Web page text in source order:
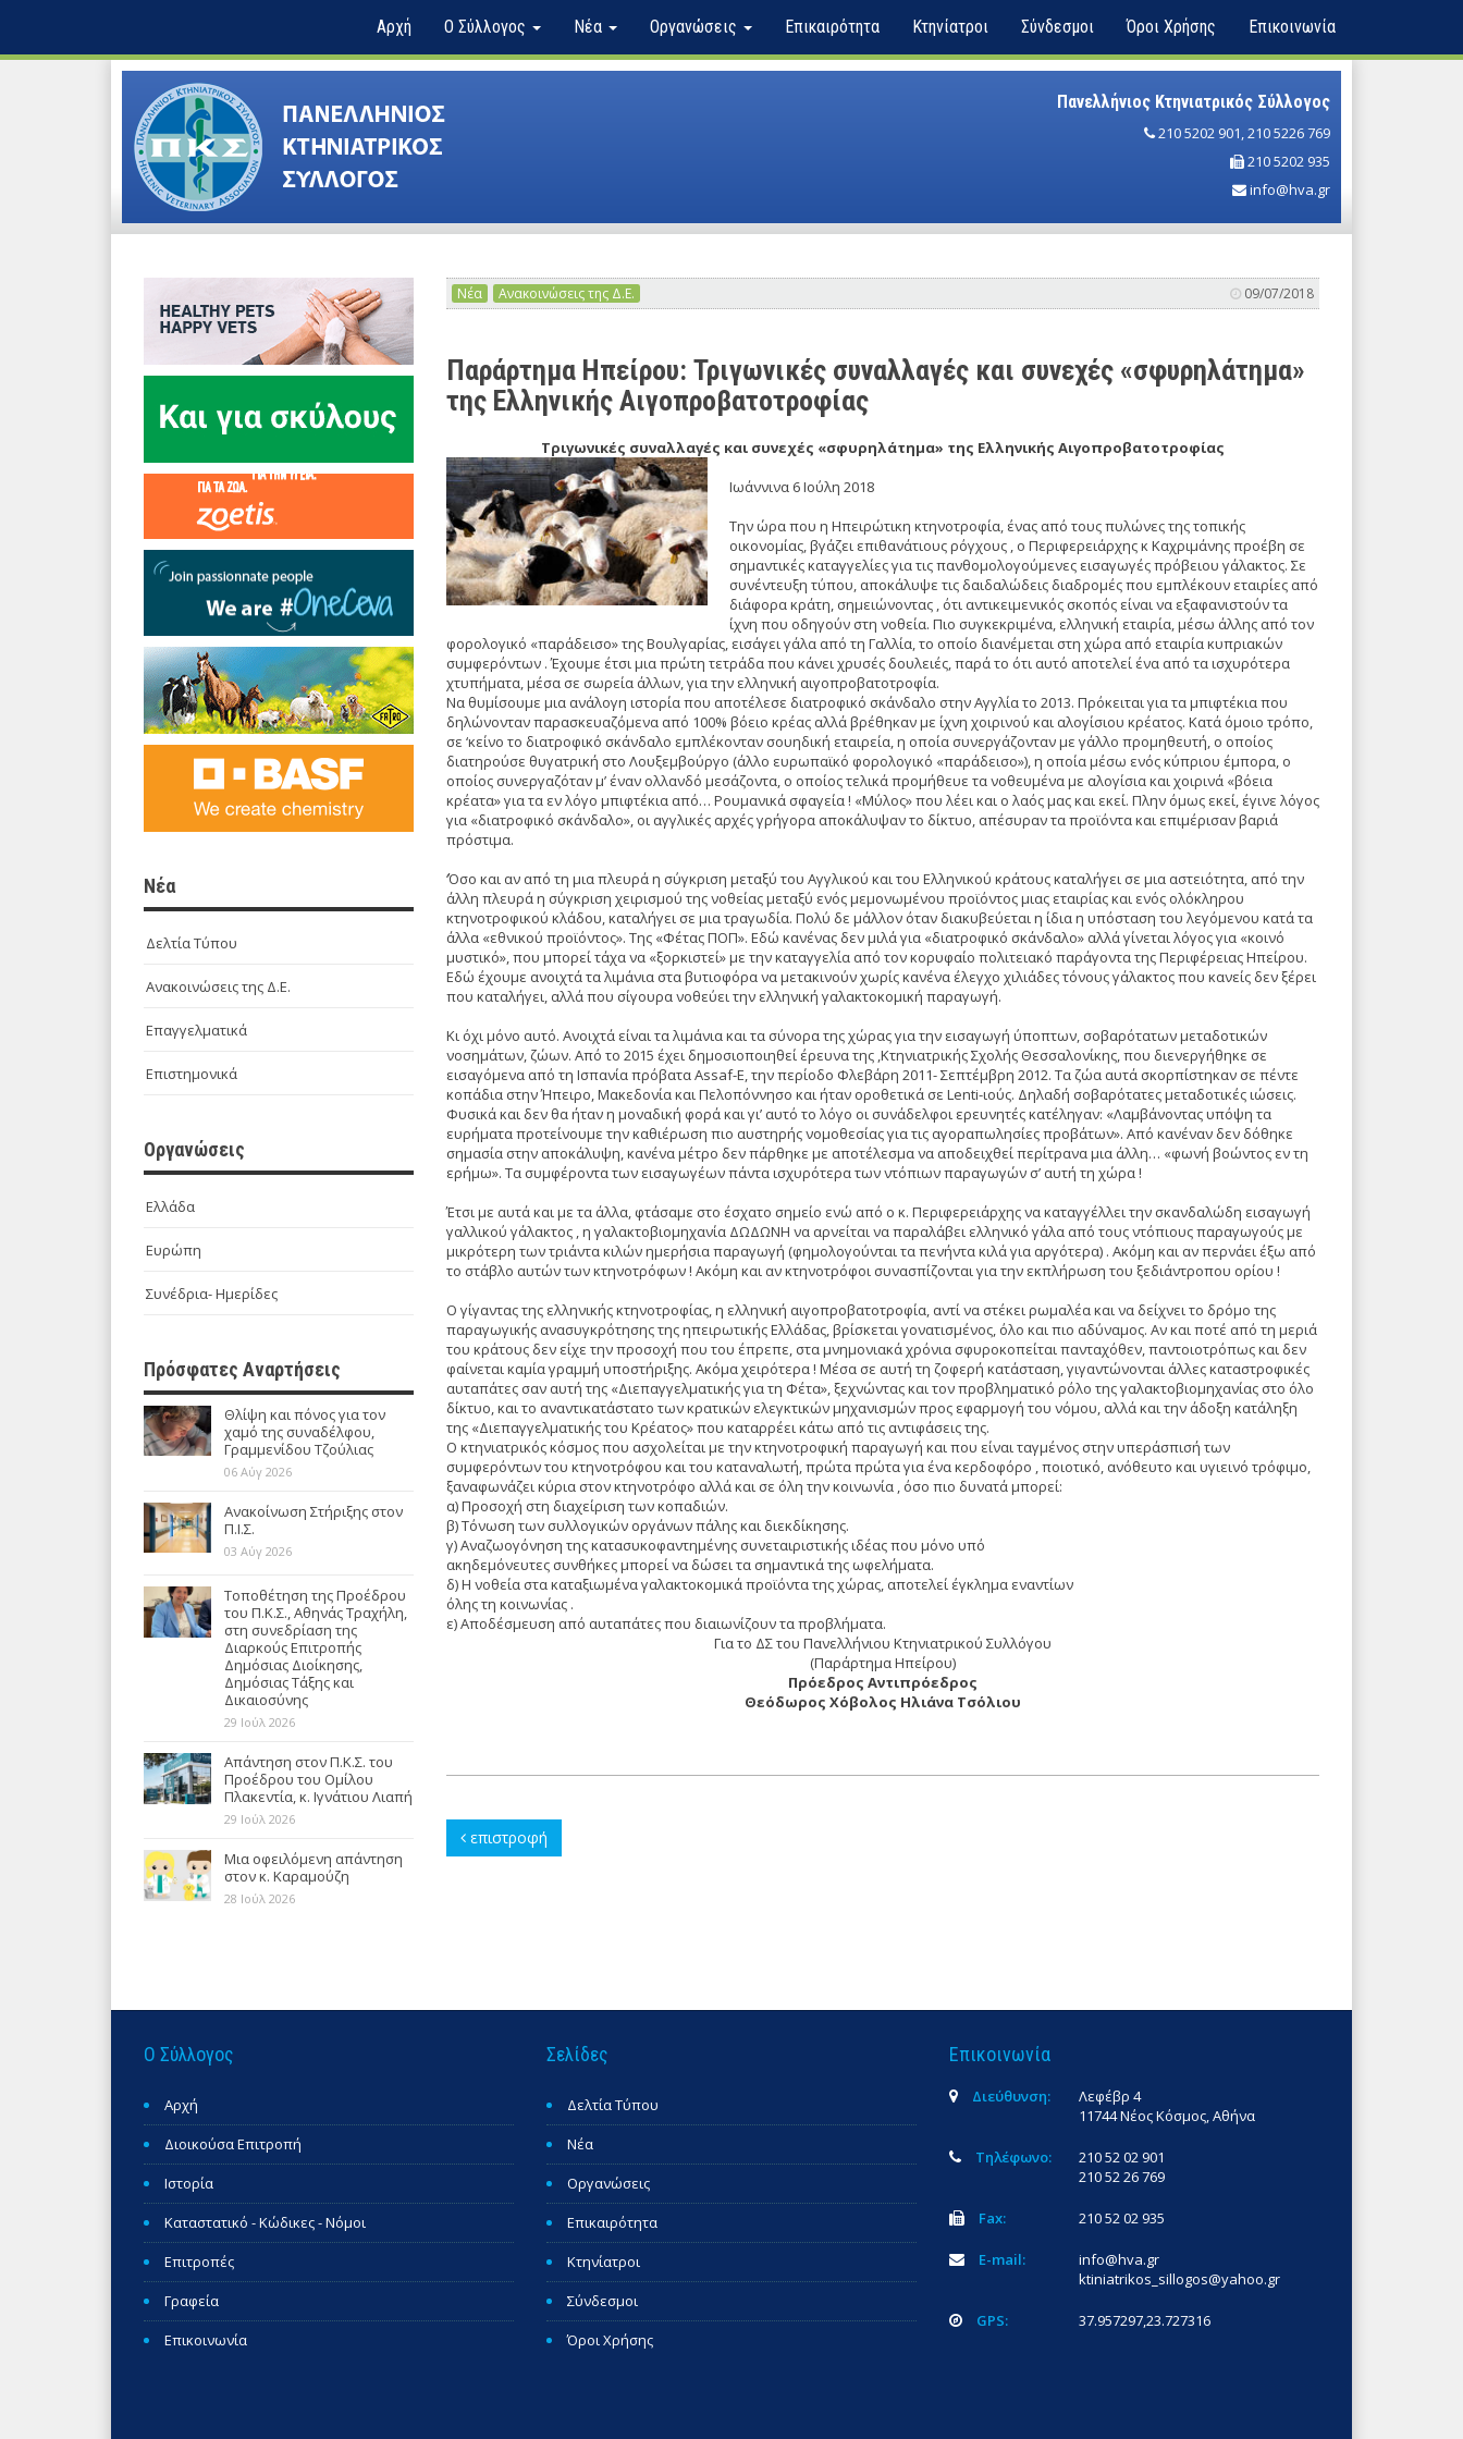
Αρχή Ο Σύλλογος Νέα Οργανώσεις Επικαιρότητα Κτηνίατροι Σύνδεσμοι Όροι Χρήσης Επικοινωνία
Πανελλήνιος Κτηνιατρικός Σύλλογος
210 5202 901,210 5226 769
210 5202 935
info@hva.gr
Νέα
Δελτία Τύπου
Ανακοινώσεις της Δ.Ε.
Επαγγελματικά
Επιστημονικά
Οργανώσεις
Ελλάδα
Ευρώπη
Συνέδρια- Ημερίδες
Πρόσφατες Αναρτήσεις
Θλίψη και πόνος για τον
χαμό της συναδέλφου,
Γραμμενίδου Τζούλιας
06 Αύγ 2026
Ανακοίνωση Στήριξης στον
Π.Ι.Σ.
03 Αύγ 2026
Τοποθέτηση της Προέδρου
του Π.Κ.Σ., Αθηνάς Τραχήλη,
στη συνεδρίαση της
Διαρκούς Επιτροπής
Δημόσιας Διοίκησης,
Δημόσιας Τάξης και
Δικαιοσύνης
29 Ιούλ 2026
Απάντηση στον Π.Κ.Σ. του
Προέδρου του Ομίλου
Πλακεντία, κ. Ιγνάτιου Λιαπή
29 Ιούλ 2026
Μια οφειλόμενη απάντηση
στον κ. Καραμούζη
28 Ιούλ 2026
Νέα Ανακοινώσεις της Δ.Ε. 09/07/2018
Παράρτημα Ηπείρου: Τριγωνικές συναλλαγές και συνεχές «σφυρηλάτημα»
της Ελληνικής Αιγοπροβατοτροφίας
Τριγωνικές συναλλαγές και συνεχές «σφυρηλάτημα» της Ελληνικής Αιγοπροβατοτροφίας
Ιωάννινα 6 Ιούλη 2018
Την ώρα που η Ηπειρώτικη κτηνοτροφία, ένας από τους πυλώνες της τοπικής
οικονομίας, βγάζει επιθανάτιους ρόγχους , ο Περιφερειάρχης κ Καχριμάνης προέβη σε
σημαντικές καταγγελίες για τις πανθομολογούμενες εισαγωγές πρόβειου γάλακτος. Σε
συνέντευξη τύπου, αποκάλυψε τις δαιδαλώδεις διαδρομές που εμπλέκουν εταιρίες από
διάφορα κράτη, σημειώνοντας , ότι αντικειμενικός σκοπός είναι να εξαφανιστούν τα
ίχνη που οδηγούν στη νοθεία. Πιο συγκεκριμένα, ελληνική εταιρία, μέσω άλλης από τον
φορολογικό «παράδεισο» της Βουλγαρίας, εισάγει γάλα από τη Γαλλία, το οποίο διανέμεται στη χώρα από εταιρία κυπριακών
συμφερόντων . Έχουμε έτσι μια πρώτη τετράδα που κάνει χρυσές δουλειές, παρά το ότι αυτό αποτελεί ένα από τα ισχυρότερα
χτυπήματα, μέσα σε σωρεία άλλων, για την ελληνική αιγοπροβατοτροφία.
Να θυμίσουμε μια ανάλογη ιστορία που αποτέλεσε διατροφικό σκάνδαλο στην Αγγλία το 2013. Πρόκειται για τα μπιφτέκια που
δηλώνονταν παρασκευαζόμενα από 100% βόειο κρέας αλλά βρέθηκαν με ίχνη χοιρινού και αλογίσιου κρέατος. Κατά όμοιο τρόπο,
σε ‘κείνο το διατροφικό σκάνδαλο εμπλέκονταν σουηδική εταιρεία, η οποία συνεργάζονταν με γάλλο προμηθευτή, ο οποίος
διατηρούσε θυγατρική στο Λουξεμβούργο (άλλο ευρωπαϊκό φορολογικό «παράδεισο»), η οποία μέσω ενός κύπριου έμπορα, ο
οποίος συνεργαζόταν μ’ έναν ολλανδό μεσάζοντα, ο οποίος τελικά προμήθευε τα νοθευμένα με αλογίσια και χοιρινά «βόεια
κρέατα» για τα εν λόγο μπιφτέκια από… Ρουμανικά σφαγεία ! «Μύλος» που λέει και ο λαός μας και εκεί. Πλην όμως εκεί, έγινε λόγος
για «διατροφικό σκάνδαλο», οι αγγλικές αρχές γρήγορα αποκάλυψαν το δίκτυο, απέσυραν τα προϊόντα και επιμέρισαν βαριά
πρόστιμα.
‘Όσο και αν από τη μια πλευρά η σύγκριση μεταξύ του Αγγλικού και του Ελληνικού κράτους καταλήγει σε μια αστειότητα, από την
άλλη πλευρά η σύγκριση χειρισμού της νοθείας μεταξύ ενός μεμονωμένου προϊόντος μιας εταιρίας και ενός ολόκληρου
κτηνοτροφικού κλάδου, καταλήγει σε μια τραγωδία. Πολύ δε μάλλον όταν διακυβεύεται η ίδια η υπόσταση του λεγόμενου κατά τα
άλλα «εθνικού προϊόντος». Της «Φέτας ΠΟΠ». Εδώ κανένας δεν μιλά για «διατροφικό σκάνδαλο» αλλά γίνεται λόγος για «κοινό
μυστικό», που μπορεί τάχα να «ξορκιστεί» με την καταγγελία από τον κορυφαίο πολιτειακό παράγοντα της Περιφέρειας Ηπείρου.
Εδώ έχουμε ανοιχτά τα λιμάνια στα βυτιοφόρα να μετακινούν χωρίς κανένα έλεγχο χιλιάδες τόνους γάλακτος που κανείς δεν ξέρει
που καταλήγει, αλλά που σίγουρα νοθεύει την ελληνική γαλακτοκομική παραγωγή.
Κι όχι μόνο αυτό. Ανοιχτά είναι τα λιμάνια και τα σύνορα της χώρας για την εισαγωγή ύποπτων, σοβαρότατων μεταδοτικών
νοσημάτων, ζώων. Από το 2015 έχει δημοσιοποιηθεί έρευνα της ,Κτηνιατρικής Σχολής Θεσσαλονίκης, που διενεργήθηκε σε
εισαγόμενα από τη Ισπανία πρόβατα Assaf-E, την περίοδο Φλεβάρη 2011- Σεπτέμβρη 2012. Τα ζώα αυτά σκορπίστηκαν σε πέντε
κοπάδια στην Ήπειρο, Μακεδονία και Πελοπόννησο και ήταν οροθετικά σε Lenti-ιούς. Δηλαδή σοβαρότατες μεταδοτικές ιώσεις.
Φυσικά και δεν θα ήταν η μοναδική φορά και γι’ αυτό το λόγο οι συνάδελφοι ερευνητές κατέληγαν: «Λαμβάνοντας υπόψη τα
ευρήματα προτείνουμε την καθιέρωση πιο αυστηρής νομοθεσίας για τις αγοραπωλησίες προβάτων». Από κανέναν δεν δόθηκε
σημασία στην αποκάλυψη, κανένα μέτρο δεν πάρθηκε με αποτέλεσμα να αποδειχθεί περίτρανα μια άλλη… «φωνή βοώντος εν τη
ερήμω». Τα συμφέροντα των εισαγωγέων πάντα ισχυρότερα των ντόπιων παραγωγών σ’ αυτή τη χώρα !
Έτσι με αυτά και με τα άλλα, φτάσαμε στο έσχατο σημείο ενώ από ο κ. Περιφερειάρχης να καταγγέλλει την σκανδαλώδη εισαγωγή
γαλλικού γάλακτος , η γαλακτοβιομηχανία ΔΩΔΩΝΗ να αρνείται να παραλάβει ελληνικό γάλα από τους ντόπιους παραγωγούς με
μικρότερη των τριάντα κιλών ημερήσια παραγωγή (φημολογούνται τα πενήντα κιλά για αργότερα) . Ακόμη και αν περνάει έξω από
το στάβλο αυτών των κτηνοτρόφων ! Ακόμη και αν κτηνοτρόφοι συνασπίζονται για την εκπλήρωση του ξεδιάντροπου ορίου !
Ο γίγαντας της ελληνικής κτηνοτροφίας, η ελληνική αιγοπροβατοτροφία, αντί να στέκει ρωμαλέα και να δείχνει το δρόμο της
παραγωγικής ανασυγκρότησης της ηπειρωτικής Ελλάδας, βρίσκεται γονατισμένος, όλο και πιο αδύναμος. Αν και ποτέ από τη μεριά
του κράτους δεν είχε την προσοχή που του έπρεπε, στα μνημονιακά χρόνια σφυροκοπείται πανταχόθεν, παντοιοτρόπως και δεν
φαίνεται καμία γραμμή υποστήριξης. Ακόμα χειρότερα ! Μέσα σε αυτή τη ζοφερή κατάσταση, γιγαντώνονται άλλες καταστροφικές
αυταπάτες σαν αυτή της «Διεπαγγελματικής για τη Φέτα», ξεχνώντας και τον προβληματικό ρόλο της γαλακτοβιομηχανίας στο όλο
δίκτυο, και το αναντικατάστατο των κρατικών ελεγκτικών μηχανισμών προς εφαρμογή του νόμου, αλλά και την άδοξη κατάληξη
της «Διεπαγγελματικής του Κρέατος» που καταρρέει κάτω από τις αντιφάσεις της.
Ο κτηνιατρικός κόσμος που ασχολείται με την κτηνοτροφική παραγωγή και που είναι ταγμένος στην υπεράσπισή των
συμφερόντων του κτηνοτρόφου και του καταναλωτή, πρώτα πρώτα για ένα κερδοφόρο , ποιοτικό, ανόθευτο και υγιεινό τρόφιμο,
ξαναφωνάζει κύρια στον κτηνοτρόφο αλλά και σε όλη την κοινωνία , όσο πιο δυνατά μπορεί:
α) Προσοχή στη διαχείριση των κοπαδιών.
β) Τόνωση των συλλογικών οργάνων πάλης και διεκδίκησης.
γ) Αναζωογόνηση της κατασυκοφαντημένης συνεταιριστικής ιδέας που μόνο υπό
ακηδεμόνευτες συνθήκες μπορεί να δώσει τα σημαντικά της ωφελήματα.
δ) Η νοθεία στα καταξιωμένα γαλακτοκομικά προϊόντα της χώρας, αποτελεί έγκλημα εναντίων
όλης τη κοινωνίας .
ε) Αποδέσμευση από αυταπάτες που διαιωνίζουν τα προβλήματα.
Για το ΔΣ του Πανελλήνιου Κτηνιατρικού Συλλόγου
(Παράρτημα Ηπείρου)
Πρόεδρος Αντιπρόεδρος
Θεόδωρος Χόβολος Ηλιάνα Τσόλιου
επιστροφή
Ο Σύλλογος
Αρχή
Διοικούσα Επιτροπή
Ιστορία
Καταστατικό - Κώδικες - Νόμοι
Επιτροπές
Γραφεία
Επικοινωνία
Σελίδες
Δελτία Τύπου
Νέα
Οργανώσεις
Επικαιρότητα
Κτηνίατροι
Σύνδεσμοι
Όροι Χρήσης
Επικοινωνία
Διεύθυνση:
Λεφέβρ 4
11744 Νέος Κόσμος, Αθήνα
Τηλέφωνο:
210 52 02 901
210 52 26 769
Fax: 210 52 02 935
E-mail:
info@hva.gr
ktiniatrikos_sillogos@yahoo.gr
GPS: 37.957297,23.727316